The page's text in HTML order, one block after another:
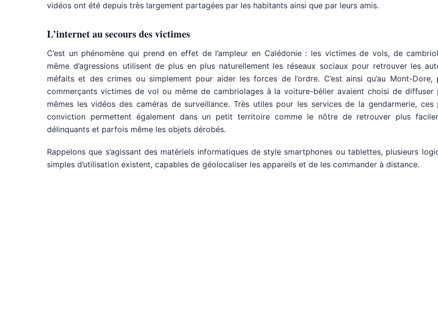
vidéos ont été depuis très largement partagées par les habitants ainsi que par leurs amis.
L’internet au secours des victimes
C’est un phénomène qui prend en effet de l’ampleur en Calédonie : les victimes de vols, de
même d’agressions utilisent de plus en plus naturellement les réseaux sociaux pour retrouver les
méfaits et des crimes ou simplement pour aider les forces de l’ordre. C’est ainsi qu’au Mont-Dore,
commerçants victimes de vol ou même de cambriolages à la voiture-bélier avaient choisi de diffuser
mêmes les vidéos des caméras de surveillance. Très utiles pour les services de la gendarmerie, ces
conviction permettent également dans un petit territoire comme le nôtre de retrouver plus
délinquants et parfois même les objets dérobés.
Rappelons que s’agissant des matériels informatiques de style smartphones ou tablettes, plusieurs
simples d’utilisation existent, capables de géolocaliser les appareils et de les commander à distance.